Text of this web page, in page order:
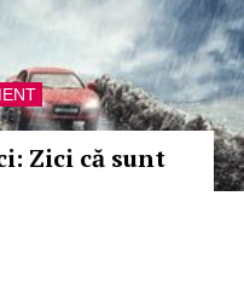
Zici că sunt